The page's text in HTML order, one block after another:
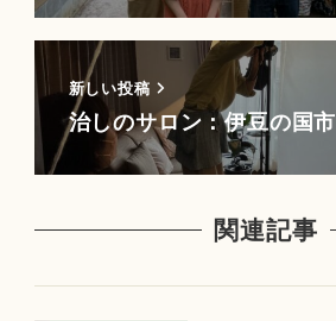
新しい投稿
治しのサロン：伊豆の国市
関連記事